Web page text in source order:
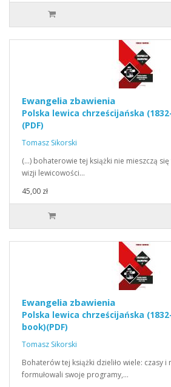
Ewangelia zbawienia
Polska lewica chrześcijańska
(PDF)
Tomasz Sikorski
(…) bohaterowie tej książki nie mieszczą
wizji lewicowości…
45,00 zł
Ewangelia zbawienia
Polska lewica chrześcijańska
book)(PDF)
Tomasz Sikorski
Bohaterów tej książki dzieliło wiele: czasy i
formułowali swoje programy,…